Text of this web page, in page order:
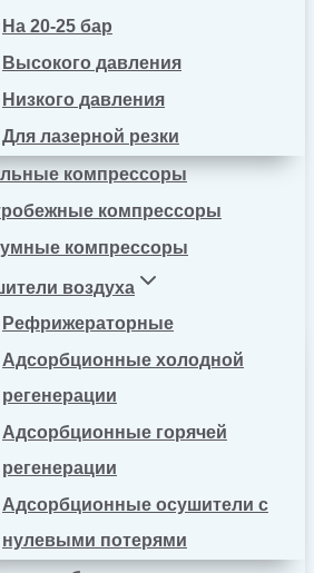
На 20-25 бар
Высокого давления
Низкого давления
Для лазерной резки
компрессоры
компрессоры
компрессоры
воздуха
Рефрижераторные
Адсорбционные холодной
регенерации
Адсорбционные горячей
регенерации
Адсорбционные осушители с
нулевыми потерями